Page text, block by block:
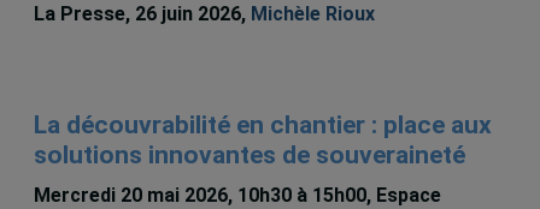
La Presse, 26 juin 2026, Michèle Rioux
La découvrabilité en chantier : place aux
solutions innovantes de souveraineté
Mercredi 20 mai 2026, 10h30 à 15h00, Espace